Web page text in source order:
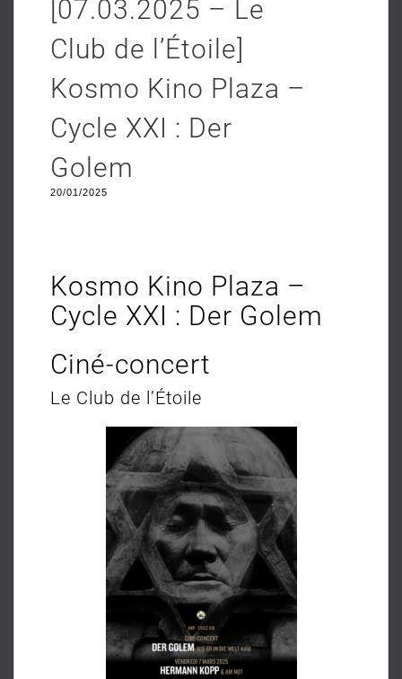
[07.03.2025 – Le
Club de l’Étoile]
Kosmo Kino Plaza –
Cycle XXI : Der
Golem
20/01/2025
Kosmo Kino Plaza –
Cycle XXI : Der Golem
Ciné-concert
Le Club de l’Étoile